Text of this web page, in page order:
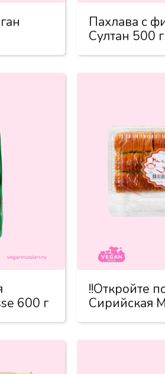
Пахлава с
Султан 500 г
600 г
!!Откройте
Сирийская